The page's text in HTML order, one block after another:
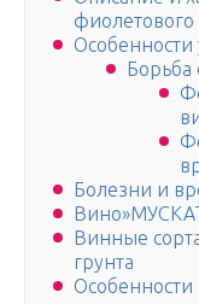
фиолетового
Особенности
Борьба
Болезни и
Винные
грунта
Особенности